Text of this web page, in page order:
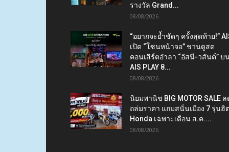
รางวัล Grand...
08/08/2026
“อยากจะย้ำชัดๆ ครั้งสุดท้าย!”
เปิด “โซนหน้าจอ” ชวนดูสด
คอนเสิร์ตอำลา “อัสนี-วสันต์” บ
AIS PLAY 8...
08/08/2026
นิยมพานิช BIG MOTOR SALE ล
ถล่มราคา แถมสนั่นเมือง 7 รุ่นฮิ
Honda เฉพาะเดือน ส.ค....
08/08/2026